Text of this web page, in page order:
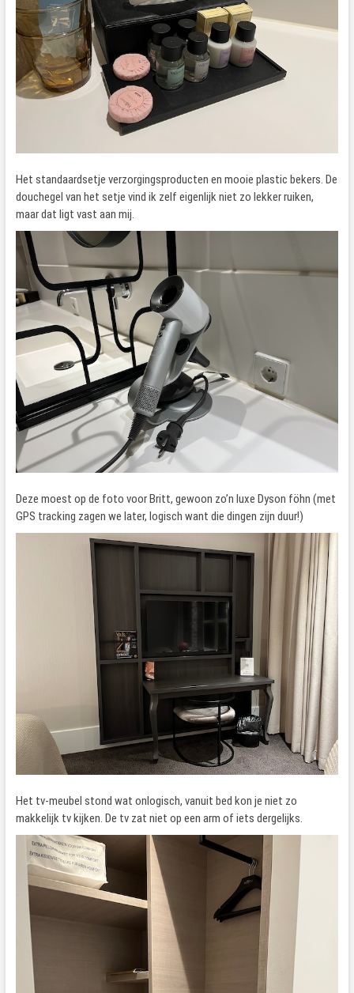
Het standaardsetje verzorgingsproducten en mooie plastic bekers. De
douchegel van het setje vind ik zelf eigenlijk niet zo lekker ruiken,
maar dat ligt vast aan mij.
Deze moest op de foto voor Britt, gewoon zo’n luxe Dyson föhn (met
GPS tracking zagen we later, logisch want die dingen zijn duur!)
Het tv-meubel stond wat onlogisch, vanuit bed kon je niet zo
makkelijk tv kijken. De tv zat niet op een arm of iets dergelijks.